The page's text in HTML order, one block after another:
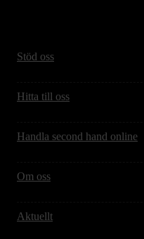
Stöd oss
Hitta till oss
Handla second hand online
Om oss
Aktuellt